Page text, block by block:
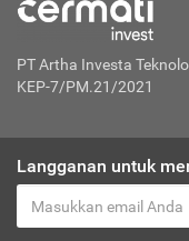
PT Artha Investa
KEP-7/PM.21/2021
Langganan untuk